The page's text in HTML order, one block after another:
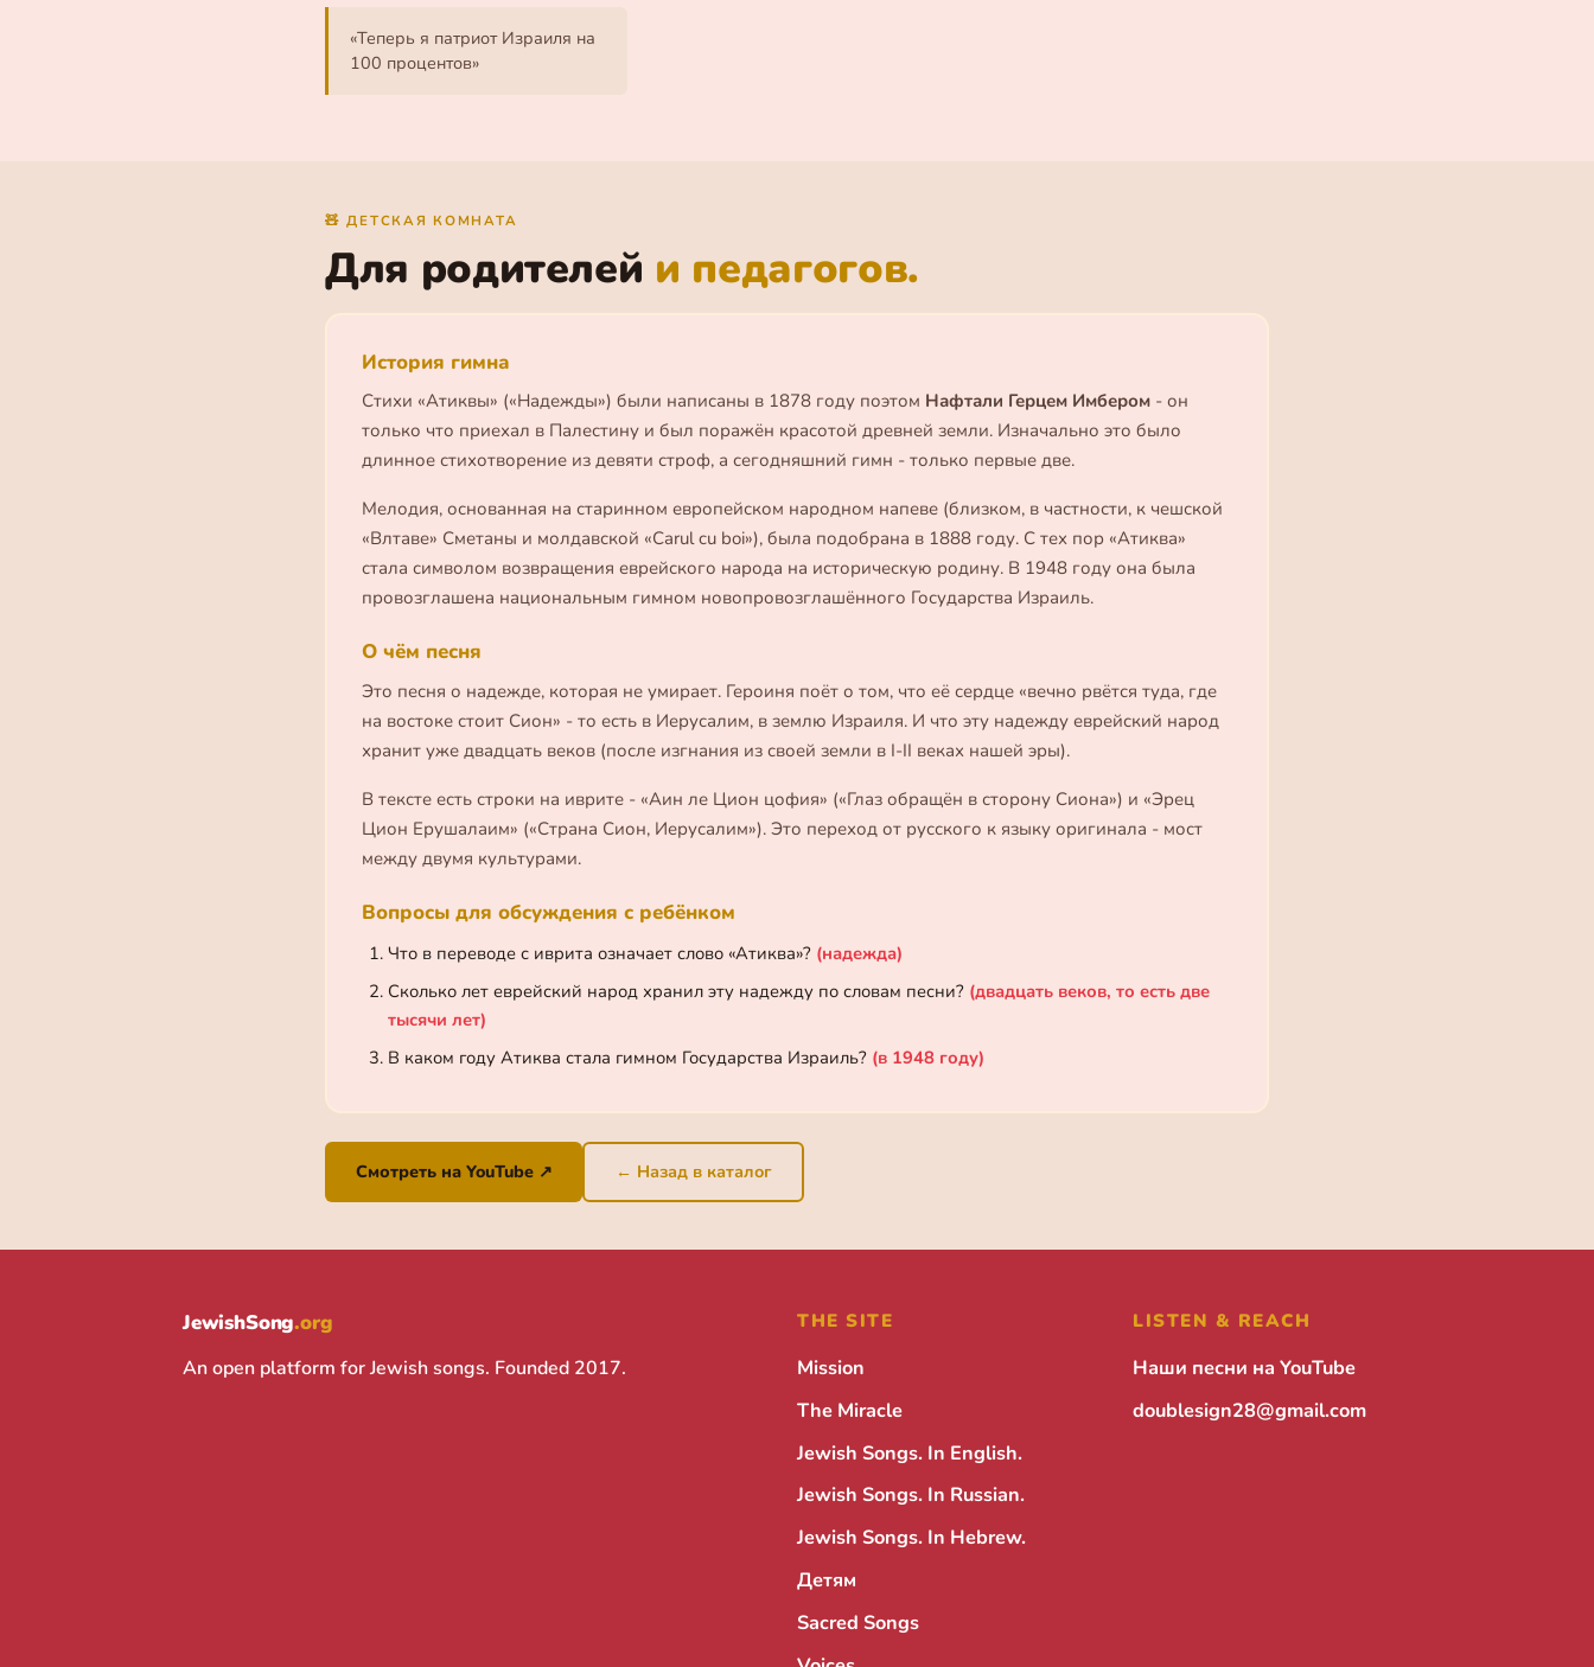
«Теперь я патриот Израиля на
100 процентов»
🧸 ДЕТСКАЯ КОМНАТА
Для родителей и педагогов.
История гимна
Стихи «Атиквы» («Надежды») были написаны в 1878 году поэтом Нафтали Герцем Имбером- он
только что приехал в Палестину и был поражён красотой древней земли. Изначально это было
длинное стихотворение из девяти строф, а сегодняшний гимн - только первые две.
Мелодия, основанная на старинном европейском народном напеве (близком, в частности, к чешской
«Влтаве» Сметаны и молдавской «Carul cu boi»), была подобрана в 1888 году. С тех пор «Атиква»
стала символом возвращения еврейского народа на историческую родину. В 1948 году она была
провозглашена национальным гимном новопровозглашённого Государства Израиль.
О чём песня
Это песня о надежде, которая не умирает. Героиня поёт о том, что её сердце «вечно рвётся туда, где
на востоке стоит Сион» - то есть в Иерусалим, в землю Израиля. И что эту надежду еврейский народ
хранит уже двадцать веков (после изгнания из своей земли в I-II веках нашей эры).
В тексте есть строки на иврите - «Аин ле Цион цофия» («Глаз обращён в сторону Сиона») и «Эрец
Цион Ерушалаим» («Страна Сион, Иерусалим»). Это переход от русского к языку оригинала - мост
между двумя культурами.
Вопросы для обсуждения с ребёнком
Что в переводе с иврита означает слово «Атиква»? (надежда)
Сколько лет еврейский народ хранил эту надежду по словам песни? (двадцать веков, то есть две
тысячи лет)
В каком году Атиква стала гимном Государства Израиль? (в 1948 году)
Смотреть на YouTube ↗ ← Назад в каталог
JewishSong.org
An open platform for Jewish songs. Founded 2017.
THE SITE
Mission
The Miracle
Jewish Songs. In English.
Jewish Songs. In Russian.
Jewish Songs. In Hebrew.
Детям
Sacred Songs
LISTEN & REACH
Наши песни на YouTube
doublesign28@gmail.com